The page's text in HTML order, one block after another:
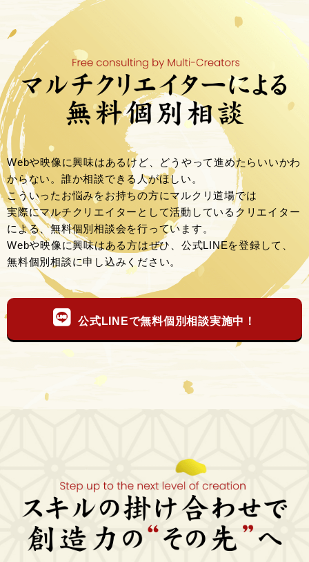
Webや映像に興味はあるけど、どうやって進めたらいいかわ
からない。誰か相談できる人がほしい。
こういったお悩みをお持ちの方にマルクリ道場では
実際にマルチクリエイターとして活動しているクリエイター
による、無料個別相談会を行っています。
Webや映像に興味はある方はぜひ、公式LINEを登録して、
無料個別相談に申し込みください。
公式LINEで無料個別相談実施中！